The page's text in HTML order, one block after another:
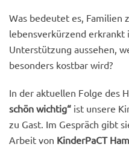
Was bedeutet es, Familien
lebensverkürzend erkrankt
Unterstützung aussehen,
besonders kostbar wird?
In der aktuellen Folge des
schön wichtig“ ist unsere
zu Gast. Im Gespräch gibt
Arbeit von KinderPaCT